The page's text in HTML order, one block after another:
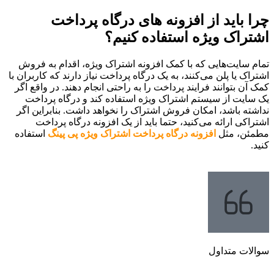
چرا باید از افزونه های درگاه پرداخت
اشتراک ویژه استفاده کنیم؟
تمام سایت‌هایی که با کمک افزونه اشتراک ویژه، اقدام به فروش
اشتراک یا پلن می‌کنند، به یک درگاه پرداخت نیاز دارند که کاربران با
کمک آن بتوانند فرایند پرداخت را به راحتی انجام دهند. در واقع اگر
یک سایت از سیستم اشتراک ویژه استفاده کند و درگاه پرداخت
نداشته باشد، امکان فروش اشتراک را نخواهد داشت. بنابراین اگر
اشتراکی ارائه می‌کنید، حتما باید از یک افزونه درگاه پرداخت
مطمئن، مثل افزونه درگاه پرداخت اشتراک ویژه پی پینگ استفاده
کنید.
سوالات متداول